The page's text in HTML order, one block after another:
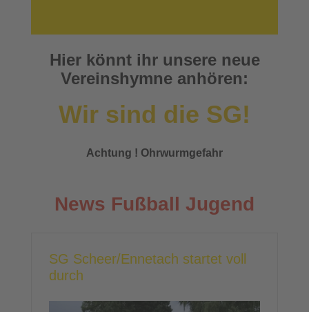
Hier könnt ihr unsere neue
Vereinshymne anhören:
Wir sind die SG!
Achtung ! Ohrwurmgefahr
News Fußball Jugend
SG Scheer/Ennetach startet voll
durch